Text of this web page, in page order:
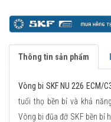
Thông tin sản phẩm
Vòng bi SKF NU 226 ECM/
tuổi thọ bền bỉ và khả
Vòng bi đũa đỡ SKF bền bỉ